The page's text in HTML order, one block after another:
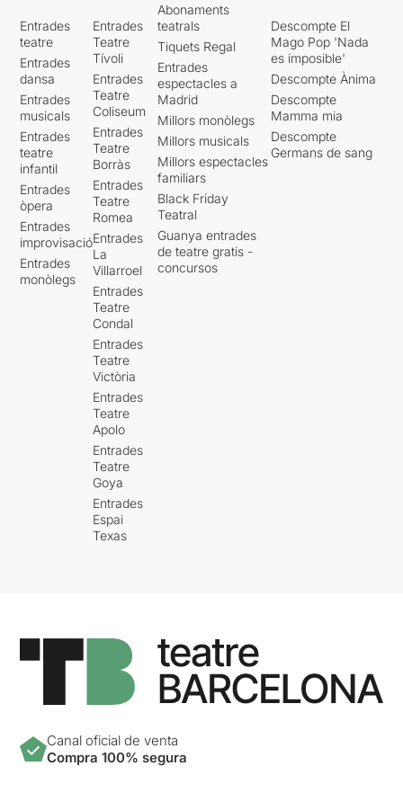
Entrades
teatre
Entrades
dansa
Entrades
musicals
Entrades
teatre
infantil
Entrades
òpera
Entrades
improvisació
Entrades
monòlegs
Entrades
Teatre
Tívoli
Entrades
Teatre
Coliseum
Entrades
Teatre
Borràs
Entrades
Teatre
Romea
Entrades
La
Villarroel
Entrades
Teatre
Condal
Entrades
Teatre
Victòria
Entrades
Teatre
Apolo
Entrades
Teatre
Goya
Entrades
Espai
Texas
Abonaments
teatrals
Tiquets Regal
Entrades
espectacles a
Madrid
Millors monòlegs
Millors musicals
Millors espectacles
familiars
Black Friday
Teatral
Guanya entrades
de teatre gratis -
concursos
Descompte El
Mago Pop 'Nada
es imposible'
Descompte Ànima
Descompte
Mamma mia
Descompte
Germans de sang
Canal oficial de venta
Compra 100% segura